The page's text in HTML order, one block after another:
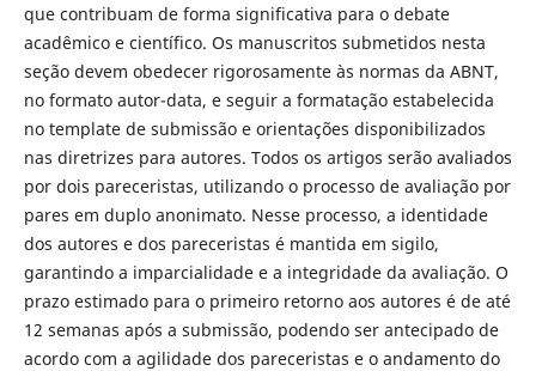
que contribuam de forma significativa para o debate
acadêmico e científico. Os manuscritos submetidos nesta
seção devem obedecer rigorosamente às normas da ABNT,
no formato autor-data, e seguir a formatação estabelecida
no template de submissão e orientações disponibilizados
nas diretrizes para autores. Todos os artigos serão avaliados
por dois pareceristas, utilizando o processo de avaliação por
pares em duplo anonimato. Nesse processo, a identidade
dos autores e dos pareceristas é mantida em sigilo,
garantindo a imparcialidade e a integridade da avaliação. O
prazo estimado para o primeiro retorno aos autores é de até
12 semanas após a submissão, podendo ser antecipado de
acordo com a agilidade dos pareceristas e o andamento do